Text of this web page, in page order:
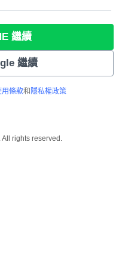
繼續
繼續
用條款和 隱私權政策
rights reserved.